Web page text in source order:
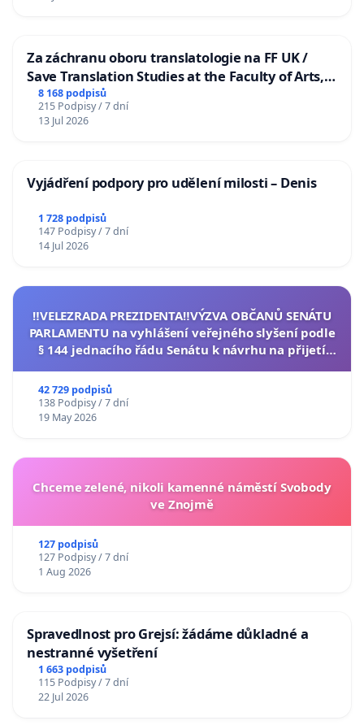
Za záchranu oboru translatologie na FF UK /
Save Translation Studies at the Faculty of Arts,
Charles University
8 168 podpisů
215 Podpisy / 7 dní
13 Jul 2026
Vyjádření podpory pro udělení milosti – Denis
1 728 podpisů
147 Podpisy / 7 dní
14 Jul 2026
‼️VELEZRADA PREZIDENTA‼️VÝZVA OBČANŮ SENÁTU
PARLAMENTU na vyhlášení veřejného slyšení podle
§ 144 jednacího řádu Senátu k návrhu na přijetí
42 729 podpisů
138 Podpisy / 7 dní
19 May 2026
Chceme zelené, nikoli kamenné náměstí Svobody
ve Znojmě
127 podpisů
127 Podpisy / 7 dní
1 Aug 2026
Spravedlnost pro Grejsí: žádáme důkladné a
nestranné vyšetření
1 663 podpisů
115 Podpisy / 7 dní
22 Jul 2026